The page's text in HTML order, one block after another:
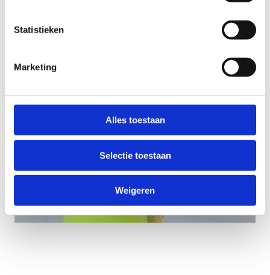
Statistieken
Marketing
Alles toestaan
Selectie toestaan
Weigeren